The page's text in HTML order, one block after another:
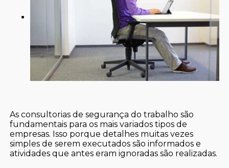
As consultorias de segurança do trabalho são
fundamentais para os mais variados tipos de
empresas. Isso porque detalhes muitas vezes
simples de serem executados são informados e
atividades que antes eram ignoradas são realizadas.